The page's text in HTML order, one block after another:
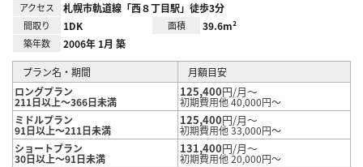
アクセス 札幌市軌道線「西８丁目駅」徒歩3分
間取り 1DK 面積 39.6m²
築年数 2006年 1月 築
プラン名・期間
月額目安
ロングプラン
211日以上～366日未満
125,400円/月～
初期費用他 40,000円～
ミドルプラン
91日以上～211日未満
125,400円/月～
初期費用他 33,000円～
ショートプラン
30日以上～91日未満
131,400円/月～
初期費用他 20,000円～